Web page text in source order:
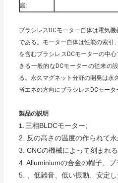
庭:
ブラシレスDCモーター自体は電気
である。モーター自体は性能の索引
を含むブラシレスDCモーターの中
きる一般的なDCモーターの従来の
る。永久マグネット分野の開発は永
省エネの方向にブラシレスDCモータ
製品の説明
1. 三相BLDCモーター;
2. 反の高さの温度の作られて
3. CNCの機械によって刻まれ
4. Alluminiumの合金の帽子、
5. 、低雑音、低い振動、安定